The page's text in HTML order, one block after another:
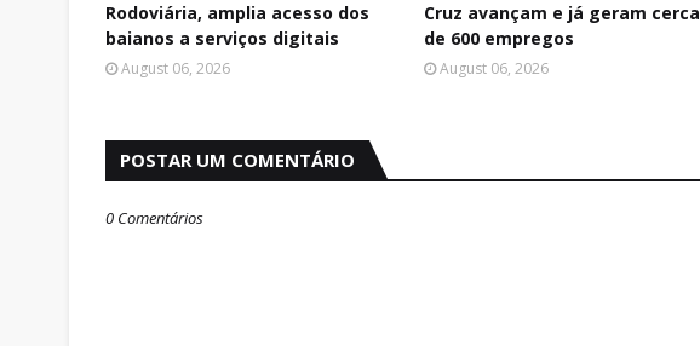
Rodoviária, amplia acesso dos
baianos a serviços digitais
August 06, 2026
Cruz avançam e já geram cerca
de 600 empregos
August 06, 2026
POSTAR UM COMENTÁRIO
0 Comentários